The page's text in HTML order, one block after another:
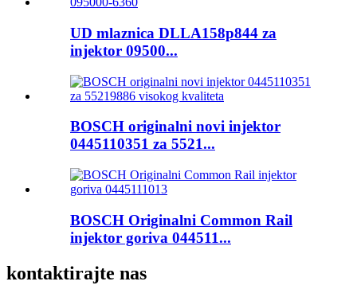
UD mlaznica DLLA158p844 za
injektor 09500...
BOSCH originalni novi injektor
0445110351 za 5521...
BOSCH Originalni Common Rail
injektor goriva 044511...
kontaktirajte nas